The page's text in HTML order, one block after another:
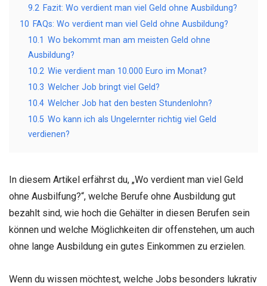
9.2 Fazit: Wo verdient man viel Geld ohne Ausbildung?
10 FAQs: Wo verdient man viel Geld ohne Ausbildung?
10.1 Wo bekommt man am meisten Geld ohne
Ausbildung?
10.2 Wie verdient man 10.000 Euro im Monat?
10.3 Welcher Job bringt viel Geld?
10.4 Welcher Job hat den besten Stundenlohn?
10.5 Wo kann ich als Ungelernter richtig viel Geld
verdienen?
In diesem Artikel erfährst du, „Wo verdient man viel Geld
ohne Ausbilfung?“, welche Berufe ohne Ausbildung gut
bezahlt sind, wie hoch die Gehälter in diesen Berufen sein
können und welche Möglichkeiten dir offenstehen, um auch
ohne lange Ausbildung ein gutes Einkommen zu erzielen.
Wenn du wissen möchtest, welche Jobs besonders lukrativ